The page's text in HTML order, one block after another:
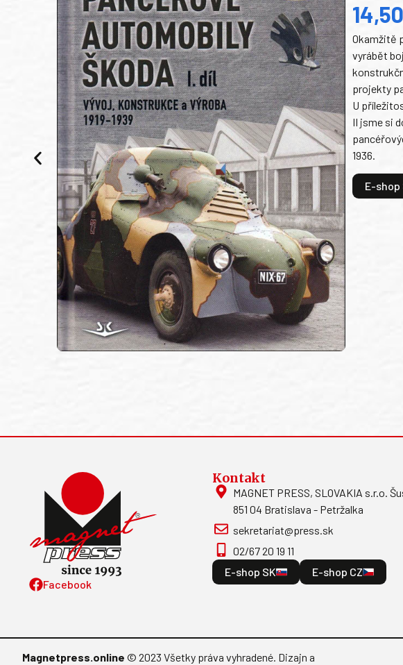
Okamžitě
vyrábět
projekty
U
II jsme si
1936.
E-shop
Facebook
Kontakt
MAGNET PRESS, SLOVAKIA s.r.o.
851 04 Bratislava - Petržalka
sekretariat@press.sk
02/67 20 19 11
E-shop SK
E-shop CZ
Magnetpress.online © 2023 Všetky práva vyhradené. Dizajn a